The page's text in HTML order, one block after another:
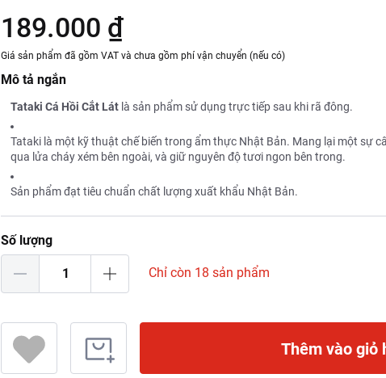
189.000 ₫
Giá sản phẩm đã gồm VAT và chưa gồm phí vận chuyển (nếu có)
Mô tả ngắn
Tataki Cá Hồi Cắt Lát là sản phẩm sử dụng trực tiếp sau khi rã đông.
Tataki là một kỹ thuật chế biến trong ẩm thực Nhật Bản. Mang lại một sự
qua lửa cháy xém bên ngoài, và giữ nguyên độ tươi ngon bên trong.
Sản phẩm đạt tiêu chuẩn chất lượng xuất khẩu Nhật Bản.
Số lượng
Chỉ còn 18 sản phẩm
Thêm vào giỏ